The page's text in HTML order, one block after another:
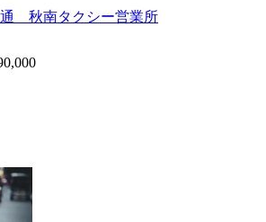
秋南タクシー営業所